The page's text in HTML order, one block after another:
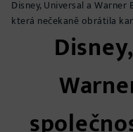
Disney, Universal a
která nečekaně obrátila